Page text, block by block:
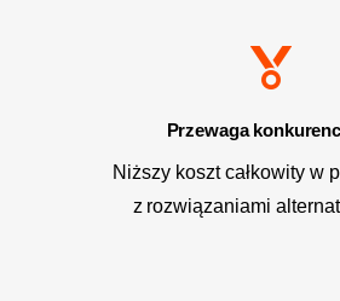
Przewaga
Niższy koszt całkowity w
z rozwiązaniami